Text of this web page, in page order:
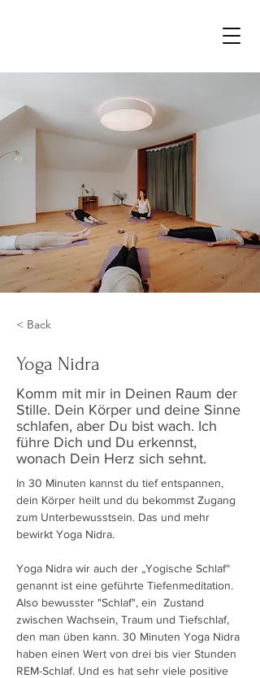
< Back
Yoga Nidra
Komm mit mir in Deinen Raum der
Stille. Dein Körper und deine Sinne
schlafen, aber Du bist wach. Ich
führe Dich und Du erkennst,
wonach Dein Herz sich sehnt.
In 30 Minuten kannst du tief entspannen,
dein Körper heilt und du bekommst Zugang
zum Unterbewusstsein. Das und mehr
bewirkt Yoga Nidra.
Yoga Nidra wir auch der „Yogische Schlaf“
genannt ist eine geführte Tiefenmeditation.
Also bewusster "Schlaf", ein  Zustand
zwischen Wachsein, Traum und Tiefschlaf,
den man üben kann. 30 Minuten Yoga Nidra
haben einen Wert von drei bis vier Stunden
REM-Schlaf. Und es hat sehr viele positive